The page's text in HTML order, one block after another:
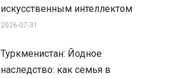
искусственным интеллектом
2026-07-31
Туркменистан: Йодное
наследство: как семья в